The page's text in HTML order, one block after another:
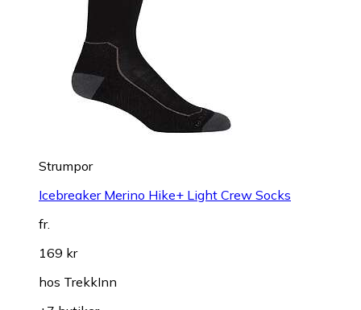
Strumpor
Icebreaker Merino Hike+ Light Crew Socks
fr.
169 kr
hos TrekkInn